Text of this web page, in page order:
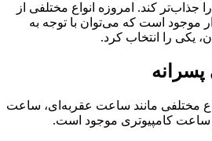
جذاب‌تر کند. امروزه انواع مختلفی از
موجود است که می‌توان با توجه به
یکی را انتخاب کرد.
مختلفی مانند ساعت عقربه‌ای، ساعت
ساعت کامپیوتری موجود است.